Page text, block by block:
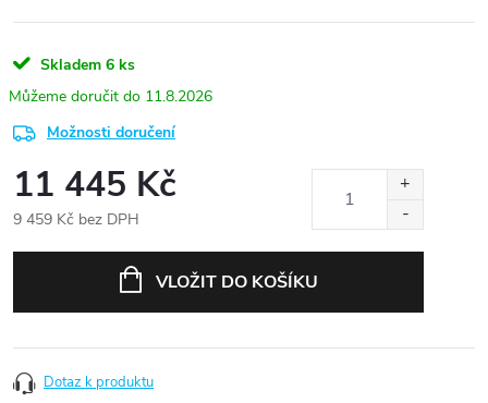
Skladem 6 ks
11.8.2026
Možnosti doručení
11 445 Kč
9 459 Kč bez DPH
VLOŽIT DO KOŠÍKU
Dotaz k produktu